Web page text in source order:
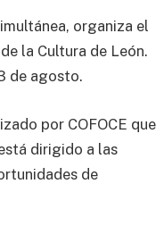
organiza el
la Cultura de León.
de agosto.
por COFOCE que
dirigido a las
de